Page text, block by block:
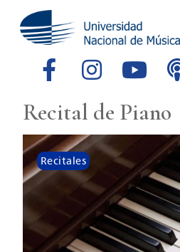
Recital de Piano
Recitales